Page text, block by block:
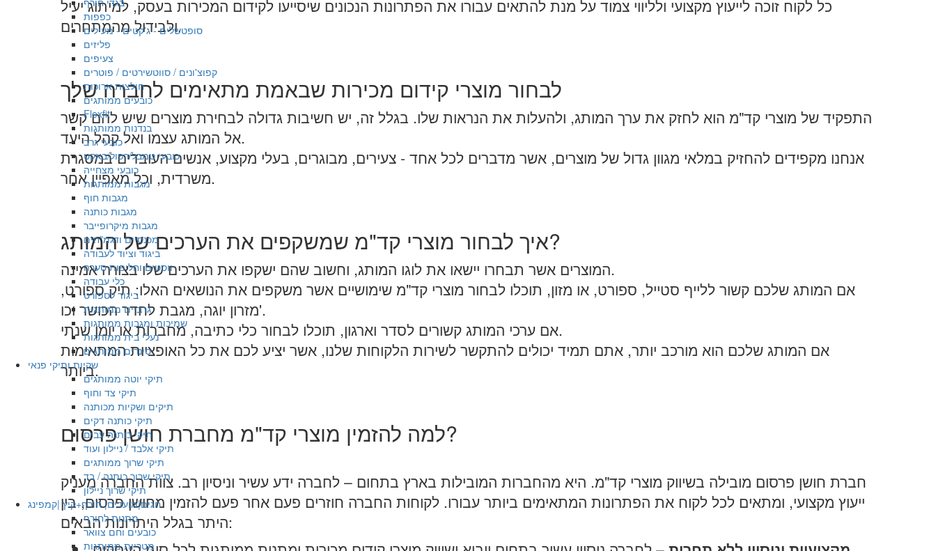
כפפות
סופטשלים - ג'קטים - מעילים
פליזים
צעיפים
קפוצ'ונים / סווטשירטים / פוטרים
חולצות ארוכות
כובעים ממותגים
Flexfit
בנדנות ממותגות
כובעי גרב
כובעי טמבל/רפול/באקט
כובעי מצחייה
מגבות ממותגות
מגבות חוף
מגבות כותנה
מגבות מיקרופייבר
מכנסיים ודגמ"חים
ביגוד וציוד לעבודה
ווסטים וחליפות סערה
כלי עבודה
ביגוד לספורט
גרביים ממותגות
שמיכות ומגבות ממותגות
נעלי בית ממותגות
סינרים ממותגים
שקיות ותיקי פנאי
תיקי יוטה ממותגים
תיקי צד וחוף
תיקים ושקיות מכותנה
תיקי כותנה דקים
תיקי כותנה עבים
תיקי אלבד / ניילון ועוד
תיקי שרוך ממותגים
תיקי שרוך כותנה / בד
תיקי שרוך ניילון
חגים|מועדים| חורף+קיץ |קמפינג
מתנות לחורף
כובעים וחם צוואר
מטריות ממותגות
כל לקוח זוכה לייעוץ מקצועי ולליווי צמוד על מנת להתאים עבורו את הפתרונות הנכונים שיסייעו לקידום המכירות בעסק, למיתוג יעיל
ולבידול מהמתחרים.
לבחור מוצרי קידום מכירות שבאמת מתאימים לחברה שלך
התפקיד של מוצרי קד"מ הוא לחזק את ערך המותג, ולהעלות את הנראות שלו. בגלל זה, יש חשיבות גדולה לבחירת מוצרים שיש להם קשר
אל המותג עצמו ואל קהל היעד.
אנחנו מקפידים להחזיק במלאי מגוון גדול של מוצרים, אשר מדברים לכל אחד - צעירים, מבוגרים, בעלי מקצוע, אנשים העובדים במסגרת
משרדית, וכל מאפיין אחר.
איך לבחור מוצרי קד"מ שמשקפים את הערכים של המותג?
המוצרים אשר תבחרו יישאו את לוגו המותג, וחשוב שהם ישקפו את הערכים שלו בצורה אמינה.
אם המותג שלכם קשור ללייף סטייל, ספורט, או מזון, תוכלו לבחור מוצרי קד"מ שימושיים אשר משקפים את הנושאים האלו: תיק ספורט,
מזרון יוגה, מגבת לחדר הכושר וכו'.
אם ערכי המותג קשורים לסדר וארגון, תוכלו לבחור כלי כתיבה, מחברות או יומן שנתי.
אם המותג שלכם הוא מורכב יותר, אתם תמיד יכולים להתקשר לשירות הלקוחות שלנו, אשר יציע לכם את כל האופציות המתאימות
ביותר.
למה להזמין מוצרי קד"מ מחברת חושן פרסום?
חברת חושן פרסום מובילה בשיווק מוצרי קד"מ. היא מהחברות המובילות בארץ בתחום – לחברה ידע עשיר וניסיון רב. צוות החברה מעניק
ייעוץ מקצועי, ומתאים לכל לקוח את הפתרונות המתאימים ביותר עבורו. לקוחות החברה חוזרים פעם אחר פעם להזמין מחושן פרסום, בין
היתר בגלל היתרונות הבאים: